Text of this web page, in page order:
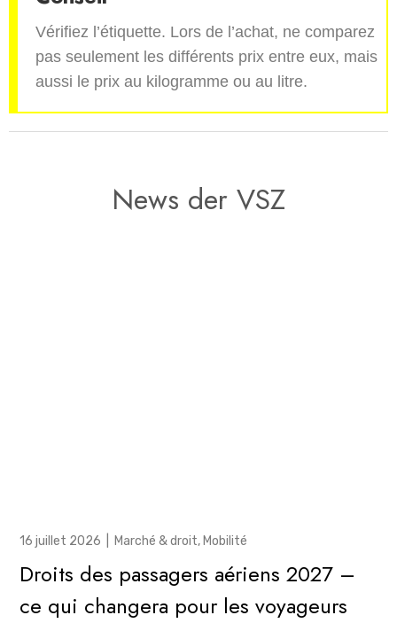
Vérifiez l’étiquette. Lors de l’achat, ne comparez
pas seulement les différents prix entre eux, mais
aussi le prix au kilogramme ou au litre.
News der VSZ
16 juillet 2026 Marché & droit,Mobilité
Droits des passagers aériens 2027 –
ce qui changera pour les voyageurs